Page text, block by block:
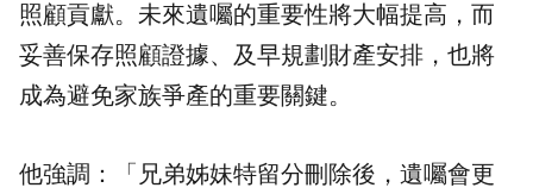
照顧貢獻。未來遺囑的重要性將大幅提高，而
妥善保存照顧證據、及早規劃財產安排，也將
成為避免家族爭產的重要關鍵。
他強調：「兄弟姊妹特留分刪除後，遺囑會更